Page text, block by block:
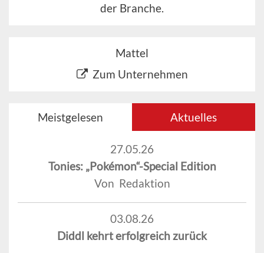
der Branche.
Mattel
Zum Unternehmen
Meistgelesen Aktuelles
27.05.26
Tonies: „Pokémon“-Special Edition
Von Redaktion
03.08.26
Diddl kehrt erfolgreich zurück